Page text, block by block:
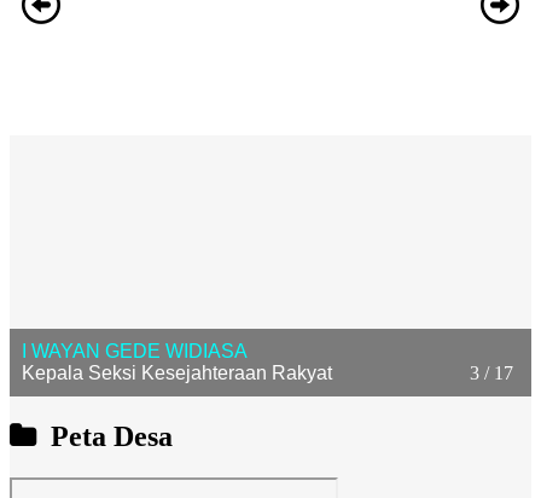
3 / 17
I WAYAN GEDE WIDIASA
Kepala Seksi Kesejahteraan Rakyat
Peta Desa